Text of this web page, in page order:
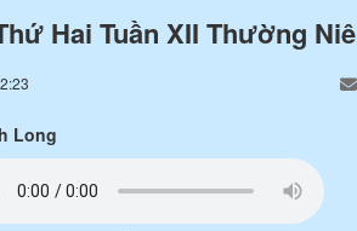
Hai Tuần XII Thường
Long